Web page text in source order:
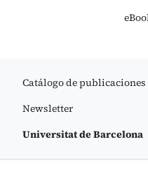
Catálogo de publicaciones
Newsletter
Universitat de Barcelona